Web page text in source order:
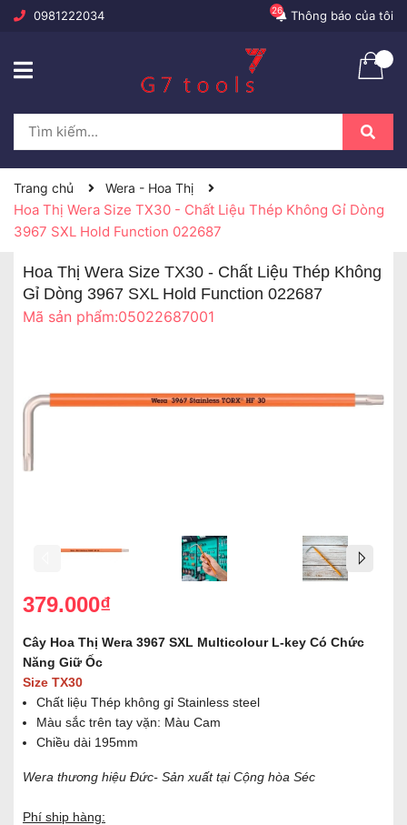
0981222034 Thông báo của tôi
26
Trang chủ Wera - Hoa Thị
Hoa Thị Wera Size TX30 - Chất Liệu Thép Không Gỉ Dòng
3967 SXL Hold Function 022687
Hoa Thị Wera Size TX30 - Chất Liệu Thép Không
Gỉ Dòng 3967 SXL Hold Function 022687
Mã sản phẩm:05022687001
379.000₫
Cây Hoa Thị Wera 3967 SXL Multicolour L-key Có Chức
Năng Giữ Ốc
Size TX30
Chất liệu Thép không gỉ Stainless steel
Màu sắc trên tay vặn: Màu Cam
Chiều dài 195mm
Wera thương hiệu Đức- Sản xuất tại Cộng hòa Séc
Phí ship hàng: